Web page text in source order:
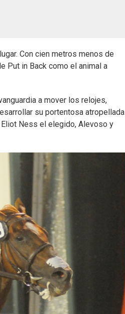
Con cien metros menos de
Put in Back como el animal a
a mover los relojes,
su portentosa atropellada
Ness el elegido, Alevoso y